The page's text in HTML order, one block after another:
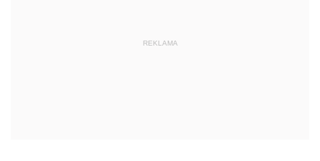
REKLAMA